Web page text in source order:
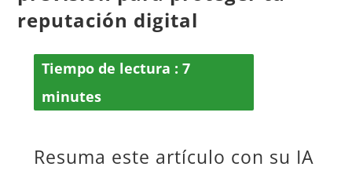
reputación digital
Tiempo de lectura : 7
minutes
Resuma este artículo con su IA